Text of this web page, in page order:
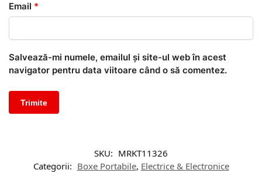
Email *
Salvează-mi numele, emailul și site-ul web în acest
navigator pentru data viitoare când o să comentez.
SKU: MRKT11326
Categorii: Boxe Portabile, Electrice & Electronice